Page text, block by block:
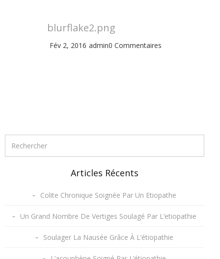
blurflake2.png
Fév 2, 2016 0 Commentaires
admin
Articles Récents
Colite Chronique Soignée Par Un Etiopathe
Un Grand Nombre De Vertiges Soulagé Par L’etiopathie
Soulager La Nausée Grâce À L’étiopathie